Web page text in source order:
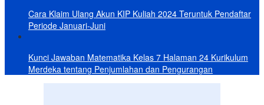
Cara Klaim Ulang Akun KIP Kuliah 2024 Teruntuk Pendaftar
Periode Januari-Juni
Kunci Jawaban Matematika Kelas 7 Halaman 24 Kurikulum
Merdeka tentang Penjumlahan dan Pengurangan